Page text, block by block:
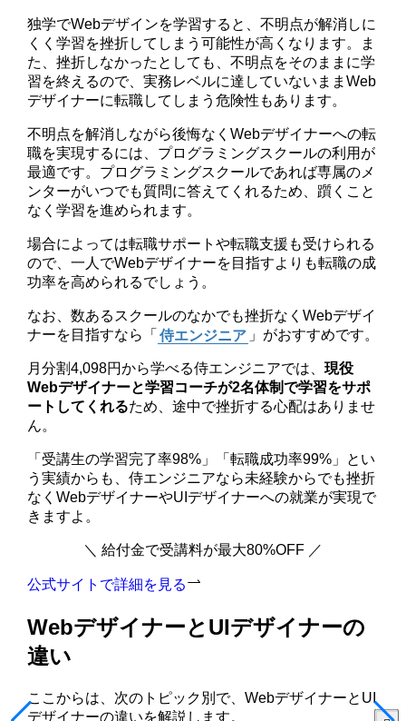
独学でWebデザインを学習すると、不明点が解消しに
くく学習を挫折してしまう可能性が高くなります。ま
た、挫折しなかったとしても、不明点をそのままに学
習を終えるので、実務レベルに達していないままWeb
デザイナーに転職してしまう危険性もあります。
不明点を解消しながら後悔なくWebデザイナーへの転
職を実現するには、プログラミングスクールの利用が
最適です。プログラミングスクールであれば専属のメ
ンターがいつでも質問に答えてくれるため、躓くこと
なく学習を進められます。
場合によっては転職サポートや転職支援も受けられる
ので、一人でWebデザイナーを目指すよりも転職の成
功率を高められるでしょう。
なお、数あるスクールのなかでも挫折なくWebデザイ
ナーを目指すなら「 侍エンジニア 」がおすすめです。
月分割4,098円から学べる侍エンジニアでは、現役
Webデザイナーと学習コーチが2名体制で学習をサポ
ートしてくれるため、途中で挫折する心配はありませ
ん。
「受講生の学習完了率98%」「転職成功率99%」とい
う実績からも、侍エンジニアなら未経験からでも挫折
なくWebデザイナーやUIデザイナーへの就業が実現で
きますよ。
＼ 給付金で受講料が最大80%OFF ／
公式サイトで詳細を見る
WebデザイナーとUIデザイナーの
違い
ここからは、次のトピック別で、WebデザイナーとUI
デザイナーの違いを解説します。